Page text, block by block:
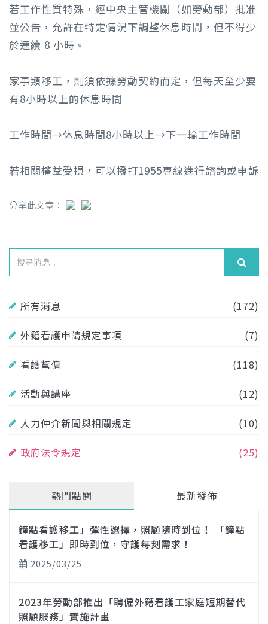
所有消息 (172)
外籍看護申請規定事項 (7)
看護幫傭 (118)
活動與講座 (12)
人力仲介新聞與相關規定 (10)
政府法令規定 (25)
熱門點閱 最新發佈
鐘點看護移工」彈性選擇，照顧隨時到位！ 「鐘點
看護移工」即時到位，守護每刻需求！
2025/03/25
2023年勞動部推出「聘僱外籍看護工家庭短期替代
照顧服務」實施計畫
若工作性質特殊，經中央主管機關（如勞動部）批准
並公告，允許在特定情況下調整休息時間，但不得少
於連續 8 小時。
家事類移工，則須依據勞動契約而定，但每天至少要
有8小時以上的休息時間
工作時間→休息時間8小時以上→下一輪工作時間
若相關權益受損，可以撥打1955專線進行諮詢或申訴
分享此文章：